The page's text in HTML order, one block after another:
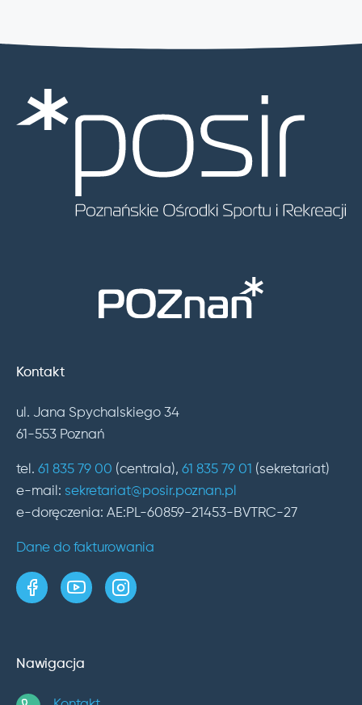
Kontakt
ul. Jana Spychalskiego 34
61-553 Poznań
tel. 61 835 79 00 (centrala), 61 835 79 01 (sekretariat)
e-mail: sekretariat@posir.poznan.pl
e-doręczenia: AE:PL-60859-21453-BVTRC-27
Dane do fakturowania
strona w serwisie Facebook
kanał w serwisie YouTube
profil w serwisie Instagram
Nawigacja